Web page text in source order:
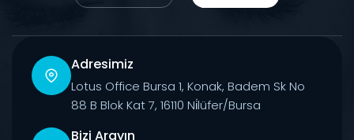
Adresimiz
Lotus Office Bursa 1, Konak, Badem Sk No
88 B Blok Kat 7, 16110 Ni̇lüfer/Bursa
Bizi Arayın